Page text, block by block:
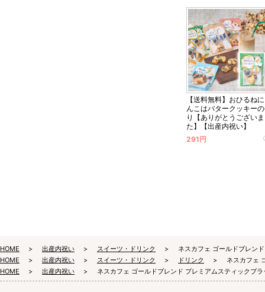
【送料無料】おひるね
んこはバタークッキー
り【ありがとうござい
た】【出産内祝い】
291円
HOME 出産内祝い スイーツ・ドリンク
ネスカフェ ゴールドブレン
HOME
出産内祝い スイーツ・ドリンク ドリンク
ネスカフェ
HOME
出産内祝い ネスカフェ ゴールドブレンド プレミアムスティックブ